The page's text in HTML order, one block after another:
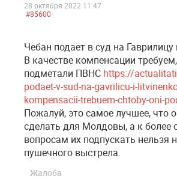
28 октября 2022 11:47
#85600
Чебан подает в суд на
В качестве компенсации
подметали ПВНС https://
podaet-v-sud-na-gavrilicu-i-
kompensacii-trebuem-chtoby-oni-
Пожалуй, это самое лучшее, что
сделать для Молдовы, а к более
вопросам их подпускать нельзя
пушечного выстрела.
Жалоба